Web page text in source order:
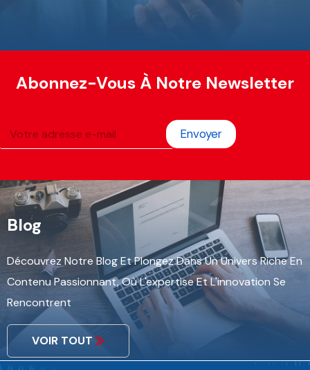
Abonnez-Vous À Notre Newsletter
Envoyer
Blog
Découvrez Notre Blog Et Plongez Dans Un Univers Riche En
Contenu Passionnant, Où L'expertise Et L'innovation Se
Rencontrent
VOIR TOUT